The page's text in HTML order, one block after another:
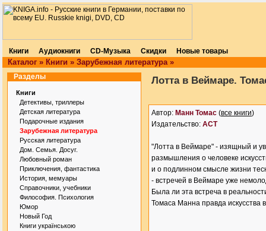
Книги Аудиокниги CD-Музыка Скидки Новые товары
Каталог » Книги » Зарубежная литература»
Разделы
Книги
Детективы, триллеры
Детская литература
Подарочные издания
Зарубежная литература
Русская литература
Дом. Семья. Досуг.
Любовный роман
Приключения, фантастика
История, мемуары
Справочники, учебники
Философия. Психология
Юмор
Новый Год
Книги українською
Лотта в Веймаре.
Автор: Манн Томас (все книги)
Издательство: АСТ
"Лотта в Веймаре" - изящный и
размышления о человеке
и о подлинном смысле жизни
- встречей в Веймаре уже
Была ли эта встреча в
Томаса Манна правда искусства